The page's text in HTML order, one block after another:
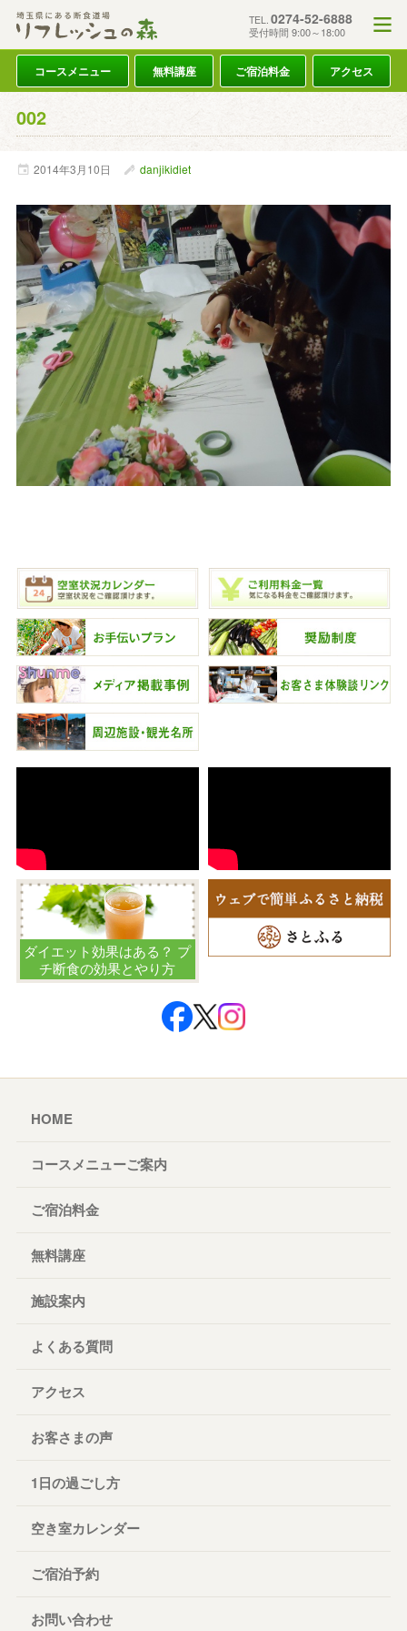
TEL. 0274-52-6888
受付時間 9:00～18:00
コースメニュー 無料講座 ご宿泊料金 アクセス
002
2014年3月10日 danjikidiet
ダイエット効果はある？ プ
チ断食の効果とやり方
HOME
コースメニューご案内
ご宿泊料金
無料講座
施設案内
よくある質問
アクセス
お客さまの声
1日の過ごし方
空き室カレンダー
ご宿泊予約
お問い合わせ